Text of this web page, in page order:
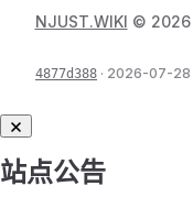
NJUST.WIKI © 2026
4877d388 · 2026-07-28
站点公告